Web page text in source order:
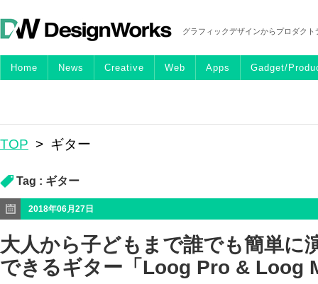
グラフィックデザインからプロダク
Home News Creative Web Apps Gadget/
TOP > ギター
Tag : ギター
2018年06月27日
大人から子どもまで誰でも簡単に
できるギター「Loog Pro & Loog